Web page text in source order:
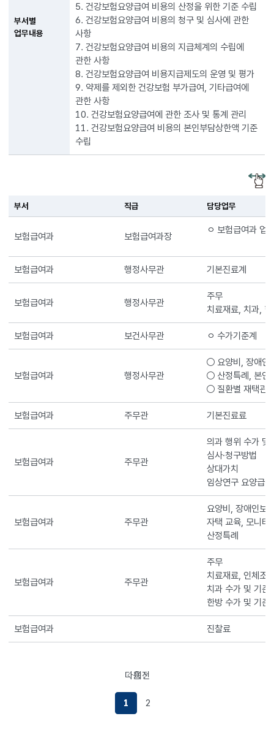
부서별
업무내용
5. 건강보험요양급여 비용의 산정을 위한 기준 수립
6. 건강보험요양급여 비용의 청구 및 심사에 관한
사항
7. 건강보험요양급여 비용의 지급체계의 수립에
관한 사항
8. 건강보험요양급여 비용지급제도의 운영 및 평가
9. 약제를 제외한 건강보험 부가급여, 기타급여에
관한 사항
10. 건강보험요양급여에 관한 조사 및 통계 관리
11. 건강보험요양급여 비용의 본인부담상한액 기준
수립
부서 직급 담당업무
보험급여과 보험급여과장
ㅇ 보험급여과 업
보험급여과 행정사무관 기본진료계
보험급여과 행정사무관
주무
치료재료, 치과,
보험급여과 보건사무관 ㅇ 수가기준계
보험급여과 행정사무관
○ 요양비, 장애인
○ 산정특례, 본인
○ 질환별 재택관
보험급여과 주무관 기본진료료
보험급여과 주무관
의과 행위 수가 및
심사·청구방법
상대가치
임상연구 요양급여
보험급여과 주무관
요양비, 장애인보
자택 교육, 모니터
산정특례
보험급여과 주무관
주무
치료재료, 인체조
치과 수가 및 기준
한방 수가 및 기준
보험급여과 진찰료
이전
페이지로이동하기
1
2
다음페이지로이동하기